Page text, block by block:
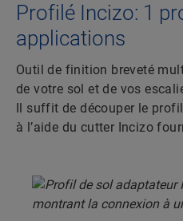
Profilé Incizo: 1
applications
Outil de finition breveté
de votre sol et de vos
Il suffit de découper le
à l’aide du cutter Incizo